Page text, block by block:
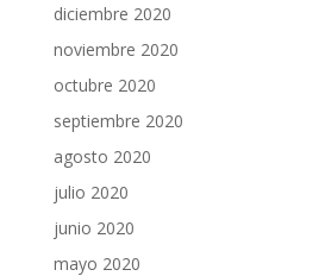
diciembre 2020
noviembre 2020
octubre 2020
septiembre 2020
agosto 2020
julio 2020
junio 2020
mayo 2020